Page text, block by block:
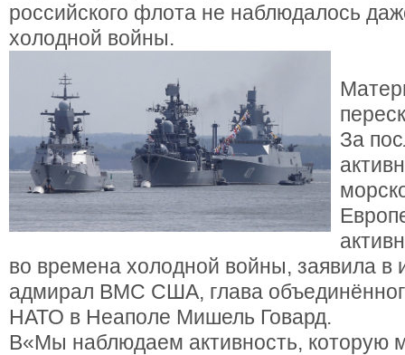
российского флота не наблюдалось
холодной войны.
За
во времена холодной войны, заявила в
адмирал ВМС США, глава
НАТО в Неаполе Мишель Говард.
В«Мы наблюдаем активность, которую